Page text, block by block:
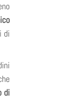
di
di